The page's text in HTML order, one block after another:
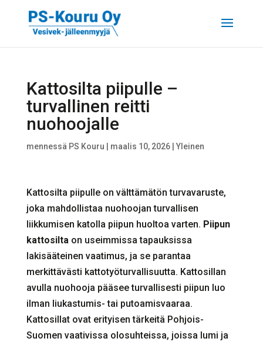
Kattosilta piipulle –
turvallinen reitti
nuohoojalle
mennessä PS Kouru maalis 10, 2026| Yleinen
Kattosilta piipulle on välttämätön turvavaruste,
joka mahdollistaa nuohoojan turvallisen
liikkumisen katolla piipun huoltoa varten. Piipun
kattosiltaon useimmissa tapauksissa
lakisääteinen vaatimus, ja se parantaa
merkittävästi kattotyöturvallisuutta. Kattosillan
avulla nuohooja pääsee turvallisesti piipun luo
ilman liukastumis- tai putoamisvaaraa.
Kattosillat ovat erityisen tärkeitä Pohjois-
Suomen vaativissa olosuhteissa, joissa lumi ja